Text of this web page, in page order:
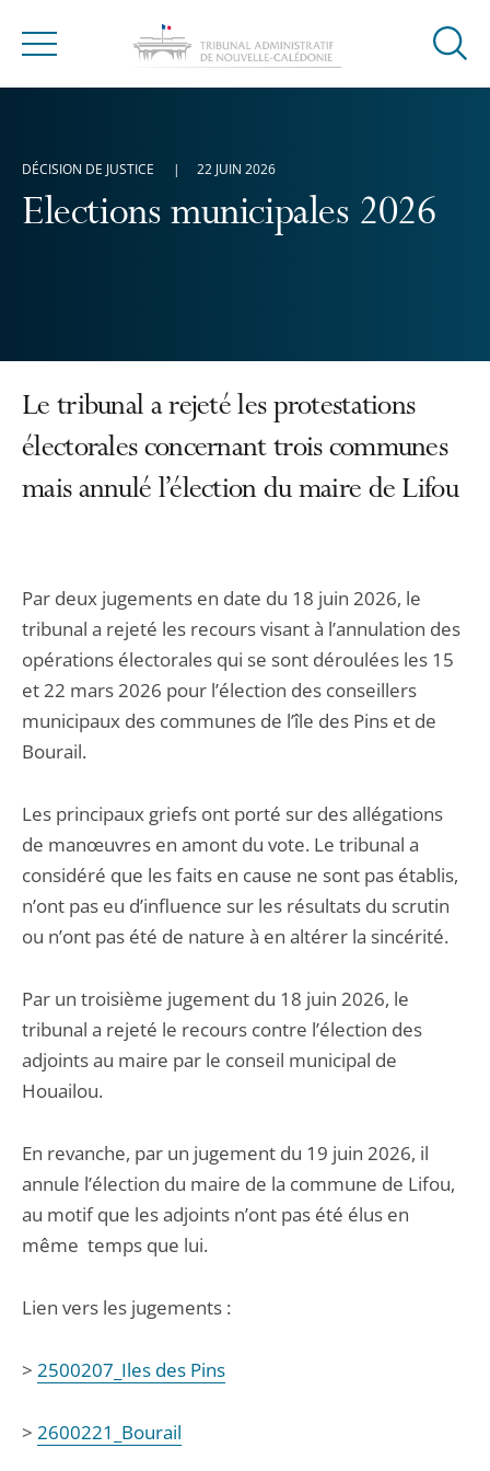
Menu
Ouvrir
Elections municipales 2026
DÉCISION DE JUSTICE 22 JUIN 2026
Le tribunal a rejeté les protestations
électorales concernant trois communes
mais annulé l’élection du maire de Lifou
Par deux jugements en date du 18 juin 2026, le
tribunal a rejeté les recours visant à l’annulation des
opérations électorales qui se sont déroulées les 15
et 22 mars 2026 pour l’élection des conseillers
municipaux des communes de l’île des Pins et de
Bourail.
Les principaux griefs ont porté sur des allégations
de manœuvres en amont du vote. Le tribunal a
considéré que les faits en cause ne sont pas établis,
n’ont pas eu d’influence sur les résultats du scrutin
ou n’ont pas été de nature à en altérer la sincérité.
Par un troisième jugement du 18 juin 2026, le
tribunal a rejeté le recours contre l’élection des
adjoints au maire par le conseil municipal de
Houailou.
En revanche, par un jugement du 19 juin 2026, il
annule l’élection du maire de la commune de Lifou,
au motif que les adjoints n’ont pas été élus en
même temps que lui.
Lien vers les jugements :
> 2500207_Iles des Pins
> 2600221_Bourail